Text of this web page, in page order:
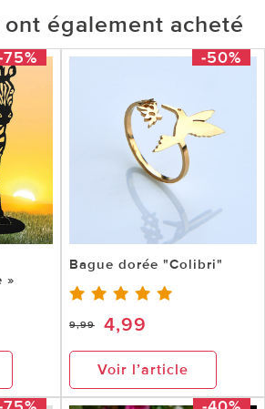
également acheté
75%
»
-50%
Bague dorée "Colibri"
9,99 4,99
Voir l’article